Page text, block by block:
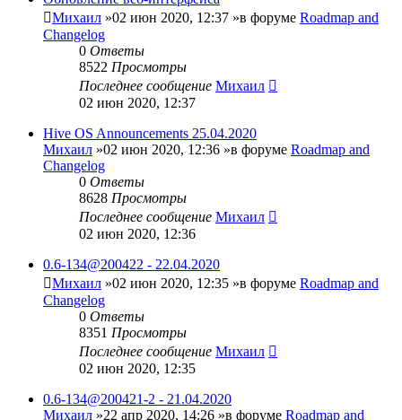
Михаил »02 июн 2020, 12:37 »в форуме Roadmap and
Changelog
0 Ответы
8522 Просмотры
Последнее сообщение Михаил
02 июн 2020, 12:37
Hive OS Announcements 25.04.2020
Михаил »02 июн 2020, 12:36 »в форуме Roadmap and
Changelog
0 Ответы
8628 Просмотры
Последнее сообщение Михаил
02 июн 2020, 12:36
0.6-134@200422 - 22.04.2020
Михаил »02 июн 2020, 12:35 »в форуме Roadmap and
Changelog
0 Ответы
8351 Просмотры
Последнее сообщение Михаил
02 июн 2020, 12:35
0.6-134@200421-2 - 21.04.2020
Михаил »22 апр 2020, 14:26 »в форуме Roadmap and